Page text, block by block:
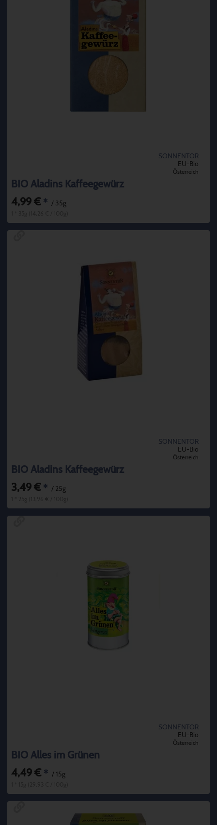
SONNENTOR
EU-Bio
Österreich
BIO Aladins Kaffeegewürz
4,99 € * / 35g
SONNENTOR
EU-Bio
Österreich
BIO Aladins Kaffeegewürz
3,49 € * / 25g
SONNENTOR
EU-Bio
Österreich
BIO Alles im Grünen
4,49 € * / 15g